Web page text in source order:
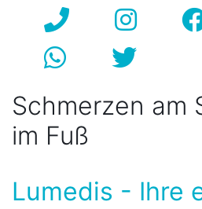
Schmerzen am
im Fuß
Lumedis - Ihre